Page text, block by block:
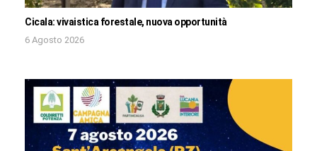
Cicala: vivaistica forestale, nuova opportunità
6 Agosto 2026